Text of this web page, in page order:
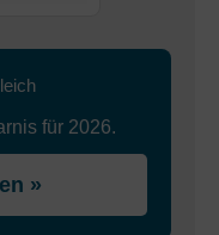
für 2026.
»